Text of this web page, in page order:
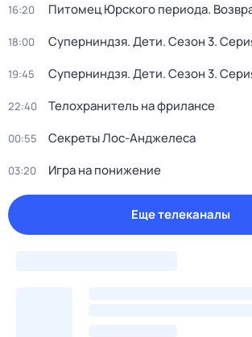
16:20 Питомец Юрского периода.
18:00 Суперниндзя. Дети. Сезон 3.
19:45 Суперниндзя. Дети. Сезон 3.
22:40 Телохранитель на фрилансе
00:55 Секреты Лос-Анджелеса
03:20 Игра на понижение
Еще телеканалы